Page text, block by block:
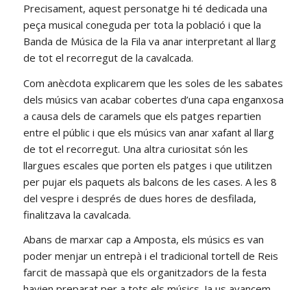
Precisament, aquest personatge hi té dedicada una
peça musical coneguda per tota la població i que la
Banda de Música de la Fila va anar interpretant al llarg
de tot el recorregut de la cavalcada.
Com anècdota explicarem que les soles de les sabates
dels músics van acabar cobertes d’una capa enganxosa
a causa dels de caramels que els patges repartien
entre el públic i que els músics van anar xafant al llarg
de tot el recorregut. Una altra curiositat són les
llargues escales que porten els patges i que utilitzen
per pujar els paquets als balcons de les cases. A les 8
del vespre i després de dues hores de desfilada,
finalitzava la cavalcada.
Abans de marxar cap a Amposta, els músics es van
poder menjar un entrepà i el tradicional tortell de Reis
farcit de massapà que els organitzadors de la festa